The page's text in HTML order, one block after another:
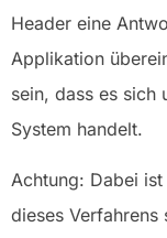
Header eine
Applikation
sein, dass es sich
System handelt.
Achtung: Dabei
dieses